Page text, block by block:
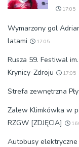
17:05
Wymarzony gol
latami
17:05
Rusza 59. Festiwal
Krynicy-Zdroju
17:05
Strefa zewnętrzna
Zalew Klimkówka w
RZGW [ZDJĘCIA]
Autobusy